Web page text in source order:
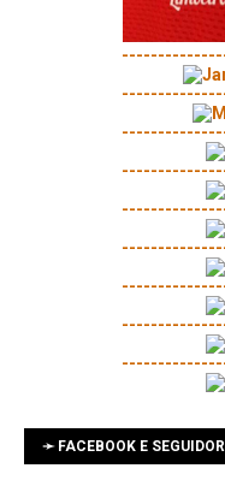
➛ FACEBOOK E